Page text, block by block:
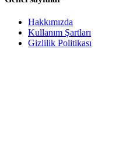
Hakkımızda
Kullanım Şartları
Gizlilik Politikası